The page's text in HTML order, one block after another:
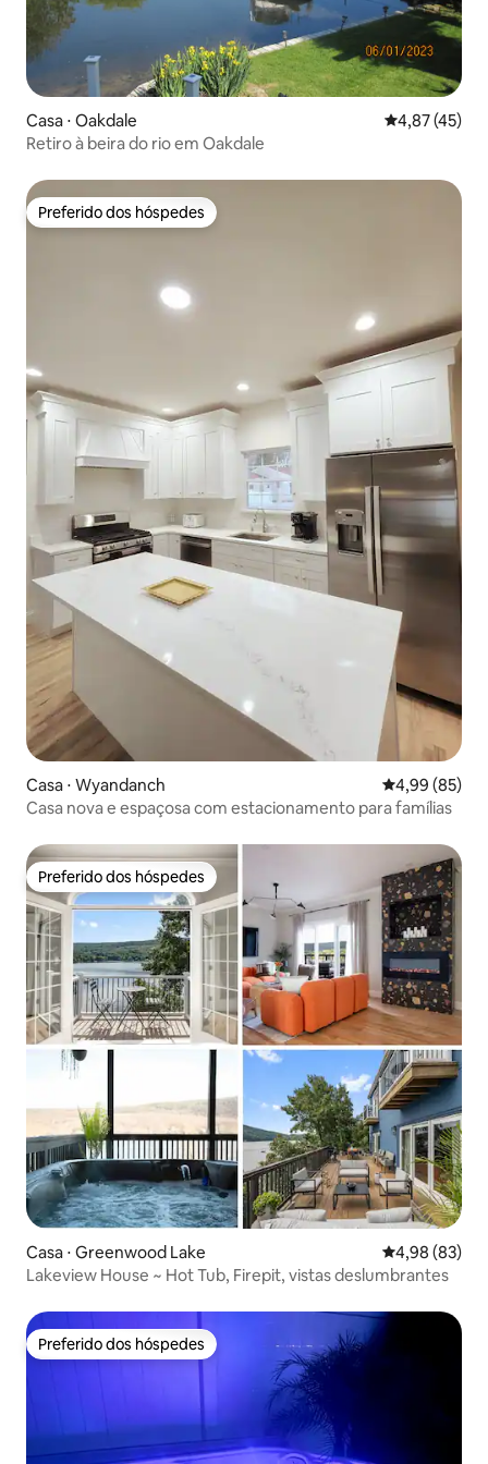
Casa ⋅ Oakdale 4,87 de uma
4,87 (45)
Retiro à beira do rio em Oakdale
Preferido dos hóspedes
Preferido dos hóspedes
Casa ⋅ Wyandanch 4,99 de uma
4,99 (85)
Casa nova e espaçosa com estacionamento para famílias
Preferido dos hóspedes
Preferido dos hóspedes
Casa ⋅ Greenwood Lake 4,98 de uma
4,98 (83)
Lakeview House ~ Hot Tub, Firepit, vistas deslumbrantes
Preferido dos hóspedes
Preferido dos hóspedes